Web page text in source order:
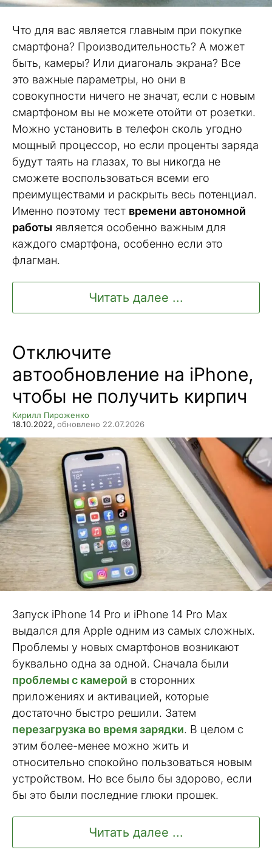
Что для вас является главным при покупке
смартфона? Производительность? А может
быть, камеры? Или диагональ экрана? Все
это важные параметры, но они в
совокупности ничего не значат, если с новым
смартфоном вы не можете отойти от розетки.
Можно установить в телефон сколь угодно
мощный процессор, но если проценты заряда
будут таять на глазах, то вы никогда не
сможете воспользоваться всеми его
преимуществами и раскрыть весь потенциал.
Именно поэтому тест времени автономной
работы является особенно важным для
каждого смартфона, особенно если это
флагман.
Читать далее ...
Отключите
автообновление на iPhone,
чтобы не получить кирпич
Кирилл Пироженко
18.10.2022, обновлено 22.07.2026
Запуск iPhone 14 Pro и iPhone 14 Pro Max
выдался для Apple одним из самых сложных.
Проблемы у новых смартфонов возникают
буквально одна за одной. Сначала были
проблемы с камерой в сторонних
приложениях и активацией, которые
достаточно быстро решили. Затем
перезагрузка во время зарядки. В целом с
этим более-менее можно жить и
относительно спокойно пользоваться новым
устройством. Но все было бы здорово, если
бы это были последние глюки прошек.
Читать далее ...